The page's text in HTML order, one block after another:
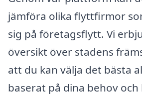
jämföra olika flyttfirmor
sig på företagsflytt. Vi
översikt över stadens
att du kan välja det bästa
baserat på dina behov